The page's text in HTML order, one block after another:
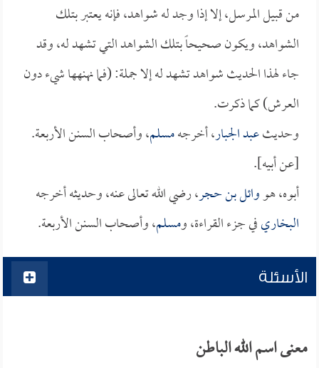
من قبيل المرسل، إلا إذا وجد له شواهد، فإنه يعتبر بتلك
الشواهد، ويكون صحيحاً بتلك الشواهد التي تشهد له، وقد
جاء لهذا الحديث شواهد تشهد له إلا جملة: (فما نهنهها شيء دون
العرش) كما ذكرت.
وحديثعبد الجبار، أخرجهمسلم، وأصحاب السنن الأربعة.
[عن أبيه].
أبوه، هووائل بن حجر، رضي الله تعالى عنه، وحديثه أخرجه
البخاريفي جزء القراءة، ومسلم، وأصحاب السنن الأربعة.
الأسئلة
معنى اسم الله الباطن